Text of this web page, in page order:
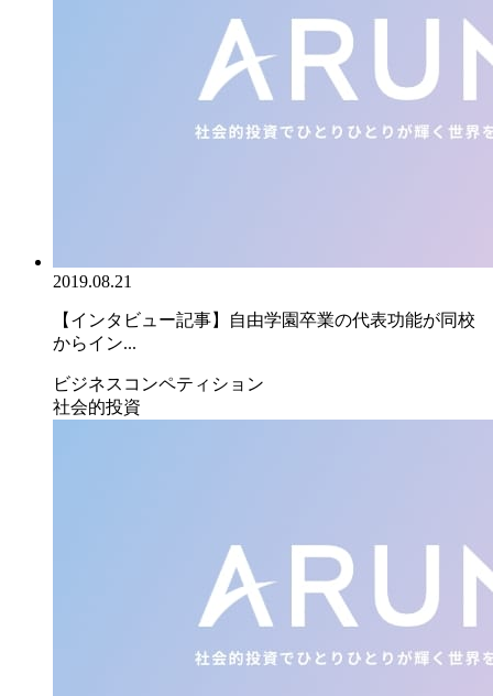
2019.08.21
【インタビュー記事】自由学園卒業の代表功能が同校
からイン...
ビジネスコンペティション
社会的投資